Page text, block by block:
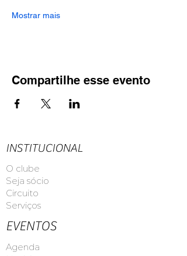
Mostrar mais
Compartilhe esse evento
INSTITUCIONAL
O clube
Seja sócio
Circuito
Serviços
EVENTOS
Agenda